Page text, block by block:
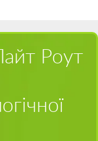
Роут